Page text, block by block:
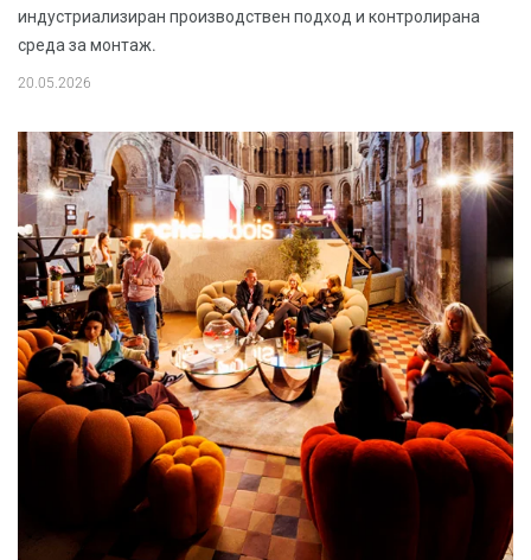
индустриализиран производствен подход и контролирана
среда за монтаж.
20.05.2026